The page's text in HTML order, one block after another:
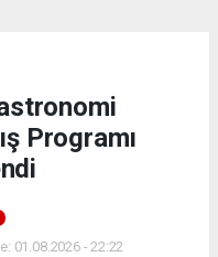
Programı
01.08.2026 - 22:22